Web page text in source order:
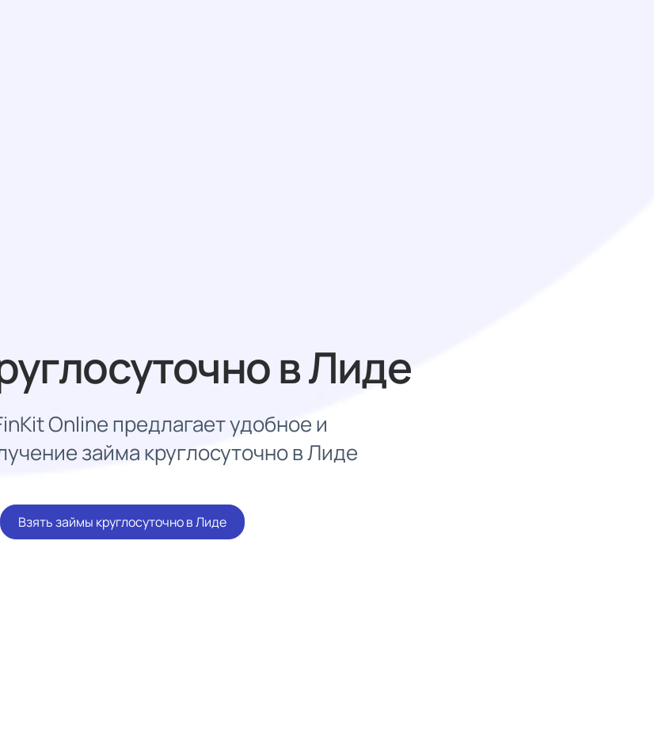
в Лиде
Online предлагает удобное и
займа круглосуточно в Лиде
Взять займы круглосуточно в Лиде